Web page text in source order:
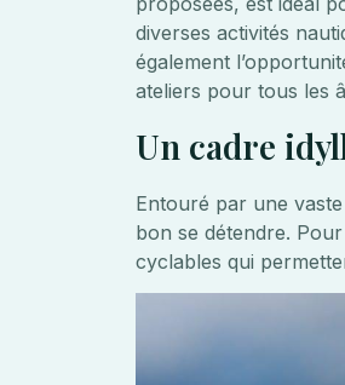
diverses activités
également
ateliers pour tous les
Un cadre
Entouré par une
bon se détendre.
cyclables qui